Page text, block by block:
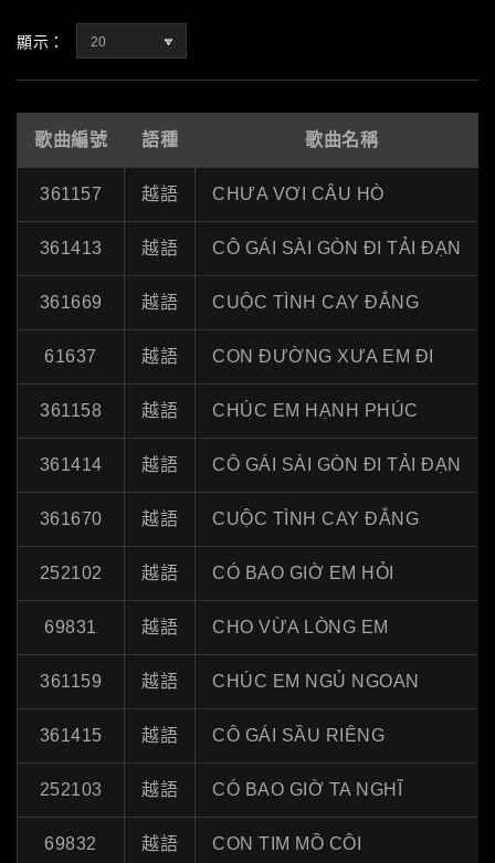
顯示： 20
歌曲編號 語種 歌曲名稱
361157 越語 CHƯA VƠI CÂU HÒ
361413 越語 CÔ GÁI SÀI GÒN ĐI TẢI ĐẠN
361669 越語 CUỘC TÌNH CAY ĐẮNG
61637 越語 CON ĐƯỜNG XƯA EM ĐI
361158 越語 CHÚC EM HẠNH PHÚC
361414 越語 CÔ GÁI SÀI GÒN ĐI TẢI ĐẠN
361670 越語 CUỘC TÌNH CAY ĐẮNG
252102 越語 CÓ BAO GIỜ EM HỎI
69831 越語 CHO VỪA LÒNG EM
361159 越語 CHÚC EM NGỦ NGOAN
361415 越語 CÔ GÁI SẦU RIÊNG
252103 越語 CÓ BAO GIỜ TA NGHĨ
69832 越語 CON TIM MỒ CÔI